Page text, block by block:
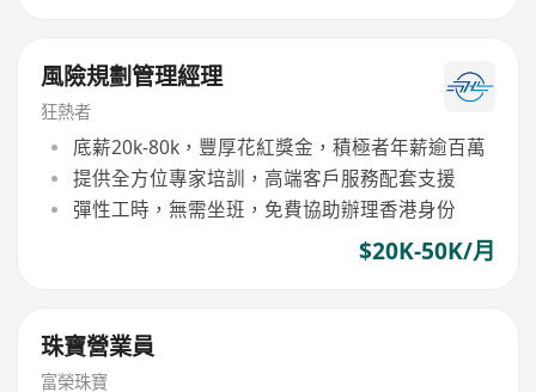
風險規劃管理經理
狂熱者
底薪20k-80k，豐厚花紅獎金，積極者年薪逾百萬
提供全方位專家培訓，高端客戶服務配套支援
彈性工時，無需坐班，免費協助辦理香港身份
$20K-50K/月
珠寶營業員
富榮珠寶